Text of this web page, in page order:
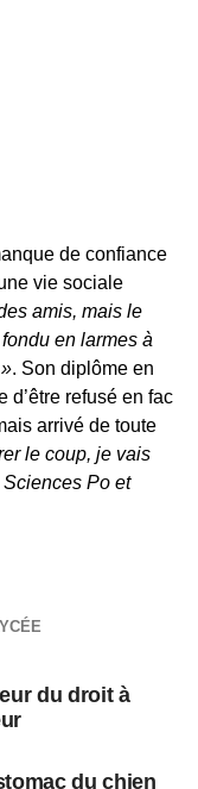
de confiance
vie sociale
amis, mais le
en larmes à
. Son diplôme en
d’être refusé en fac
arrivé de toute
le coup, je vais
Po et
du droit à
du chien